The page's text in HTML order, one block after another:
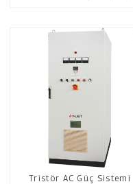
Tristör AC Güç Sistemi